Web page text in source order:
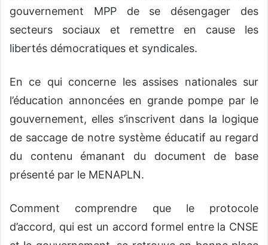
gouvernement MPP de se désengager des
secteurs sociaux et remettre en cause les
libertés démocratiques et syndicales.
En ce qui concerne les assises nationales sur
l’éducation annoncées en grande pompe par le
gouvernement, elles s’inscrivent dans la logique
de saccage de notre système éducatif au regard
du contenu émanant du document de base
présenté par le MENAPLN.
Comment comprendre que le protocole
d’accord, qui est un accord formel entre la CNSE